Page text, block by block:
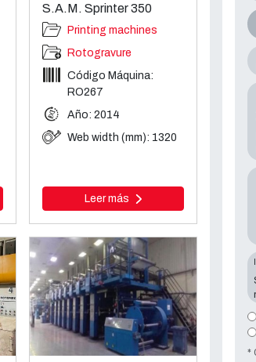
S.A.M. Sprinter 350
Printing machines
Rotogravure
Código Máquina:
RO267
Año: 2014
Web width (mm): 1320
Leer más
*